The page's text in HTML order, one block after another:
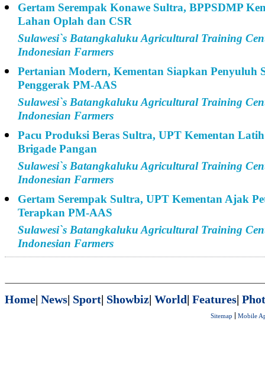
Gertam Serempak Konawe Sultra, BPPSDMP
Lahan Oplah dan CSR
Sulawesi`s Batangkaluku Agricultural Training
Indonesian Farmers
Pertanian Modern, Kementan Siapkan Penyuluh
Penggerak PM-AAS
Sulawesi`s Batangkaluku Agricultural Training
Indonesian Farmers
Pacu Produksi Beras Sultra, UPT Kementan Latih
Brigade Pangan
Sulawesi`s Batangkaluku Agricultural Training
Indonesian Farmers
Gertam Serempak Sultra, UPT Kementan Ajak
Terapkan PM-AAS
Sulawesi`s Batangkaluku Agricultural Training
Indonesian Farmers
Home| News| Sport| Showbiz| World| Features|
Sitemap Mobile